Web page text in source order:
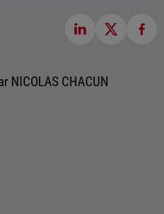
NICOLAS CHACUN